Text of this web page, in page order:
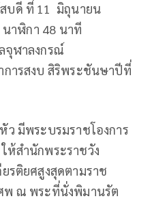
บดี ที่ 11 มิถุนายน
นาฬิกา 48 นาที
จุฬาลงกรณ์
การสงบ สิริพระชันษาปีที่
ว มีพระบรมราชโองการ
ห้สำนักพระราชวัง
รติยศสูงสุดตามราช
พ ณ พระที่นั่งพิมานรัต